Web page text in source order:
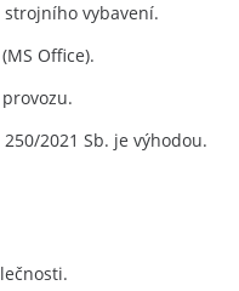
vybavení.
Office).
2021 Sb. je výhodou.